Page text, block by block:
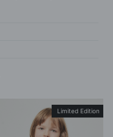
Limited Edition